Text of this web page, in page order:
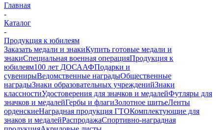
Главная
-
Каталог
-
Продукция к юбилеям
Заказать медали и знакиКупить готовые медали и
знакиСпециальная военная операцияПродукция к
юбилеям100 лет ДОСААФПодарки и
сувенирыВедомственные наградыОбщественные
наградыЗнаки образовательных учрежденийЗнаки
классностиУдостоверения для значков и медалейФутляры для
значков и медалейГербы и флагиЗолотное шитьеЛенты
орденскиеНаградная продукция ГТОКомплектующие для
знаков и медалейРаспродажаСпортивно-наградная